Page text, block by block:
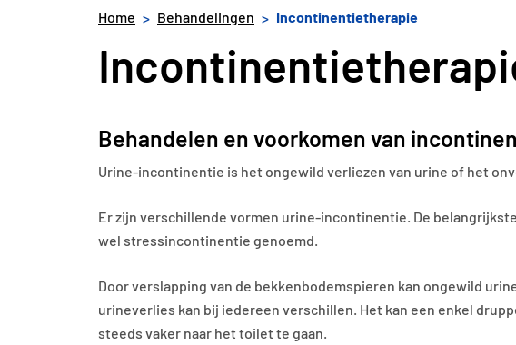
Home Behandelingen Incontinentietherapie
Behandelen en voorkomen van
Urine-incontinentie is het ongewild verliezen van urine of het
Er zijn verschillende vormen urine-incontinentie. De
wel stressincontinentie genoemd.
Door verslapping van de bekkenbodemspieren kan ongewild
urineverlies kan bij iedereen verschillen. Het kan een enkel
steeds vaker naar het toilet te gaan.